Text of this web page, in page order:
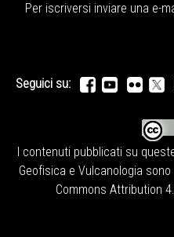
Per iscriversi inviare una e-
Seguici su:
I contenuti pubblicati su
Geofisica e Vulcanologia
Commons Attribution